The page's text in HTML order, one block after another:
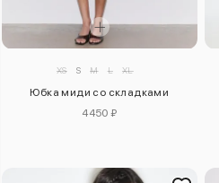
XS S M L XL
Юбка миди со складками
4450 ₽